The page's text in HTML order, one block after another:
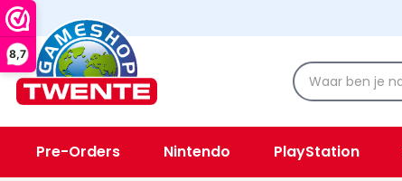
8,7
Pre-Orders Nintendo PlayStation